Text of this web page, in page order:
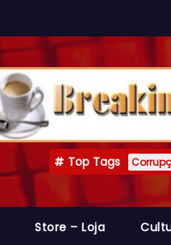
Top Tags
Store – Loja